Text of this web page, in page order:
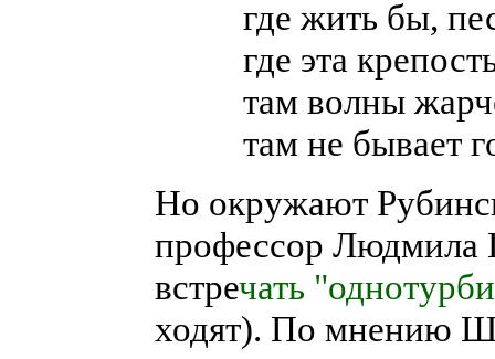
где жить бы,
где эта
там волны
там не бывает
Но окружают
профессор Людмила
встречать
ходят). По мнению